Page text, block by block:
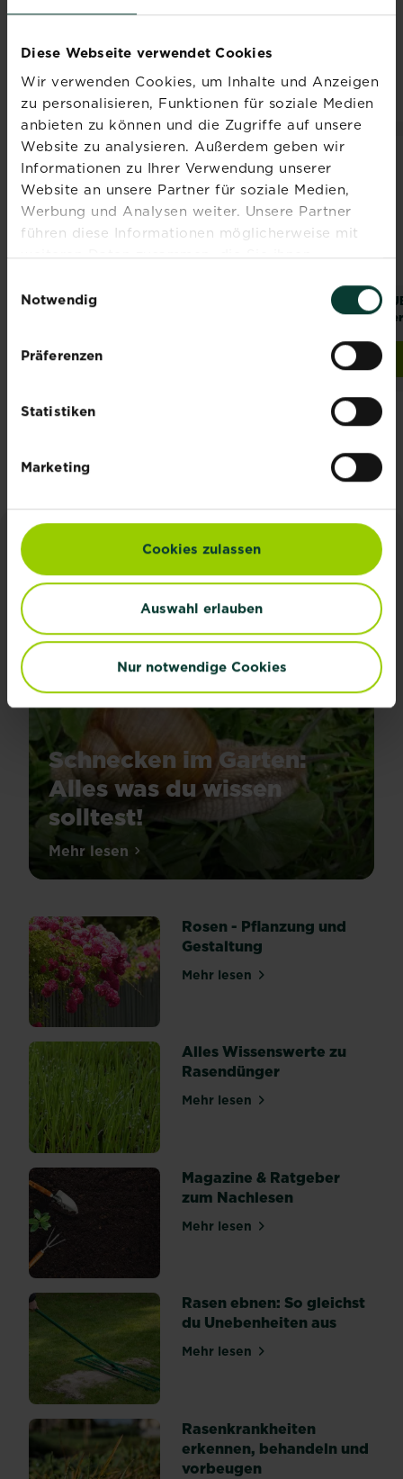
Diese Webseite verwendet Cookies
Wir verwenden Cookies, um Inhalte und Anzeigen
zu personalisieren, Funktionen für soziale Medien
anbieten zu können und die Zugriffe auf unsere
Website zu analysieren. Außerdem geben wir
Informationen zu Ihrer Verwendung unserer
Website an unsere Partner für soziale Medien,
Werbung und Analysen weiter. Unsere Partner
führen diese Informationen möglicherweise mit
weiteren Daten zusammen, die Sie ihnen
Nutzung der Dienste gesammelt haben.
Notwendig
Präferenzen
Statistiken
Marketing
Cookies zulassen
Auswahl erlauben
Nur notwendige Cookies
wie wir unsere Oase gestalten und pflegen.
deine Grüne Oase zu gestalten und zu
pflegen
SUBSTRAL
Jetzt kaufen
NEUES DESIGN
Naturen
Herbst Rasendünger
SUBSTRAL® Naturen®
NEU
INSPIRATION & RATGEBER
Alle Artikel entdecken
Schnecken im Garten:
Alles was du wissen
solltest!
Schnecken
Gärten
nicht
gern
gesehen.
Die
Übeltäter
kriechen
in
deine
Beete
und
machen
sich
über
deine
Pflanzen
und
her.
vielen
Fällen
können
gesamte
Jungpflanzen
von
Mehr lesenüber Schnecken im Garten: Alles was du
Rosen - Pflanzung und
Gestaltung
Mehr lesenüber Rosen - Pflanzung
Alles Wissenswerte zu
Rasendünger
Mehr lesenüber Alles Wissenswerte
Magazine & Ratgeber
zum Nachlesen
Mehr lesenüber Magazine & Ratgeber
Rasen ebnen: So gleichst
du Unebenheiten aus
Mehr lesenüber Rasen ebnen: So
Rasenkrankheiten
erkennen, behandeln und
vorbeugen